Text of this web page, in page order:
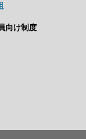
向け制度